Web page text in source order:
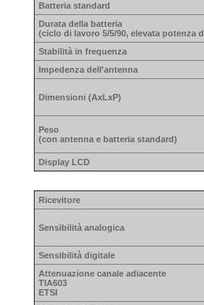
Batteria standard
Durata della batteria
(ciclo di lavoro 5/5/90, elevata potenza
Stabilità in frequenza
Impedenza dell'antenna
Dimensioni (AxLxP)
Peso
(con antenna e batteria standard)
Display LCD
Ricevitore
Sensibilità analogica
Sensibilità digitale
Attenuazione canale adiacente
TIA603
ETSI